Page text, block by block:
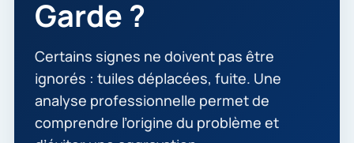
Garde ?
Certains signes ne doivent pas être
ignorés : tuiles déplacées, fuite. Une
analyse professionnelle permet de
comprendre l’origine du problème et